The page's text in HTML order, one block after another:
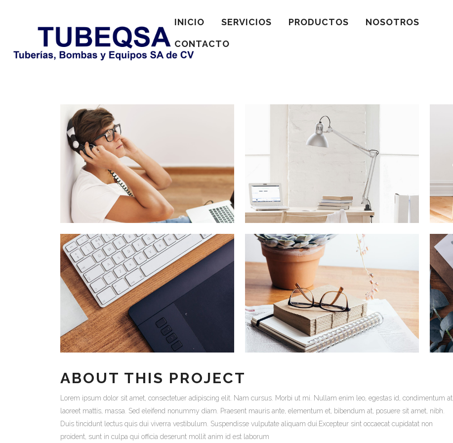
INICIO SERVICIOS PRODUCTOS NOSOTROS
CONTACTO
ABOUT THIS PROJECT
Lorem ipsum dolor sit amet, consectetuer adipiscing elit. Nam cursus. Morbi ut mi. Nullam enim leo, egestas id, condimentum at,
laoreet mattis, massa. Sed eleifend nonummy diam. Praesent mauris ante, elementum et, bibendum at, posuere sit amet, nibh.
Duis tincidunt lectus quis dui viverra vestibulum. Suspendisse vulputate aliquam dui.Excepteur sint occaecat cupidatat non
proident, sunt in culpa qui officia deserunt mollit anim id est laborum